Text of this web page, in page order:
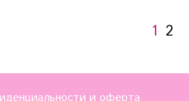
1 2
и оферта